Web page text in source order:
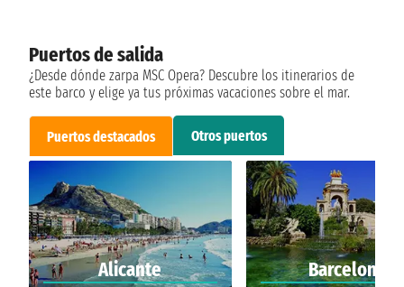
Puertos de salida
¿Desde dónde zarpa MSC Opera? Descubre los itinerarios de
este barco y elige ya tus próximas vacaciones sobre el mar.
Puertos destacados Otros puertos
Alicante Barcelona